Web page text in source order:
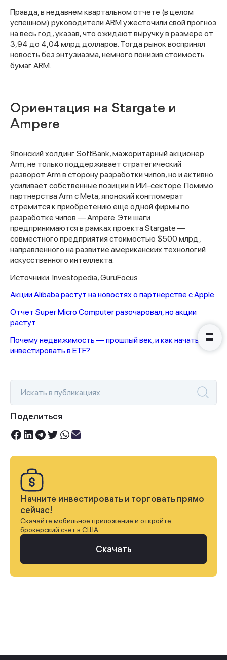
Правда, в недавнем квартальном отчете (в целом
успешном) руководители ARM ужесточили свой прогноз
на весь год, указав, что ожидают выручку в размере от
3,94 до 4,04 млрд долларов. Тогда рынок воспринял
новость без энтузиазма, немного понизив стоимость
бумаг ARM.
Ориентация на Stargate и
Ampere
Японский холдинг SoftBank, мажоритарный акционер
Arm, не только поддерживает стратегический
разворот Arm в сторону разработки чипов, но и активно
усиливает собственные позиции в ИИ-секторе. Помимо
партнерства Arm с Meta, японский конгломерат
стремится к приобретению еще одной фирмы по
разработке чипов — Ampere. Эти шаги
предпринимаются в рамках проекта Stargate —
совместного предприятия стоимостью $500 млрд,
направленного на развитие американских технологий
искусственного интеллекта.
Источники: Investopedia, GuruFocus
Акции Alibaba растут на новостях о партнерстве с Apple
Отчет Super Micro Computer разочаровал, но акции
растут
Почему недвижимость — прошлый век, и как начать
инвестировать в ETF?
Поделиться
Начните инвестировать и торговать прямо
сейчас!
Скачайте мобильное приложение и откройте
брокерский счет в США.
Скачать
Спасибо за заявку
вами в ближайшее время